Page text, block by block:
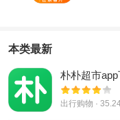
本类最新
朴朴超市
出行购物 ·